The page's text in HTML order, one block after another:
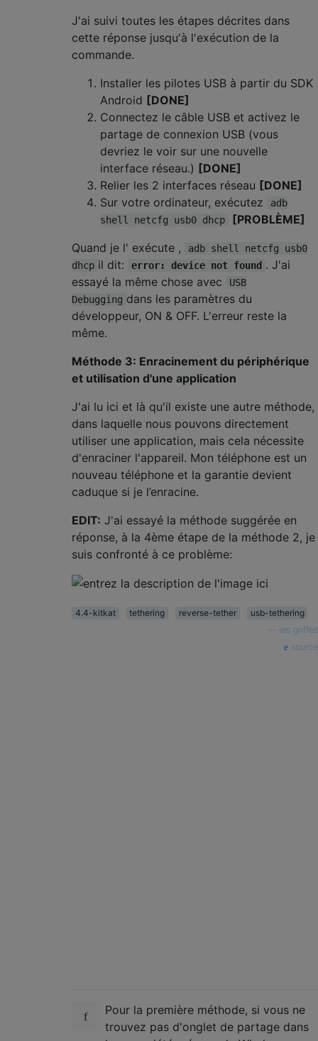
J'ai suivi toutes les étapes décrites dans
cette réponse jusqu'à l'exécution de la
commande.
Installer les pilotes USB à partir du SDK
Android [DONE]
Connectez le câble USB et activez le
partage de connexion USB (vous
devriez le voir sur une nouvelle
interface réseau.) [DONE]
Relier les 2 interfaces réseau [DONE]
Sur votre ordinateur, exécutez
adb
shell netcfg usb0 dhcp
[PROBLÈME]
Quand je l' exécute ,
adb shell netcfg usb0
dhcp il dit: error: device not found . J'ai
essayé la même chose avec
USB
Debugging dans les paramètres du
développeur, ON & OFF. L'erreur reste la
même.
Méthode 3: Enracinement du périphérique
et utilisation d'une application
J'ai lu ici et là qu'il existe une autre méthode,
dans laquelle nous pouvons directement
utiliser une application, mais cela nécessite
d'enraciner l'appareil. Mon téléphone est un
nouveau téléphone et la garantie devient
caduque si je l’enracine.
EDIT: J'ai essayé la méthode suggérée en
réponse, à la 4ème étape de la méthode 2, je
suis confronté à ce problème:
4.4-kitkat tethering reverse-tether
usb-tethering
les griffes
source
Pour la première méthode, si vous ne
trouvez pas d'onglet de partage dans